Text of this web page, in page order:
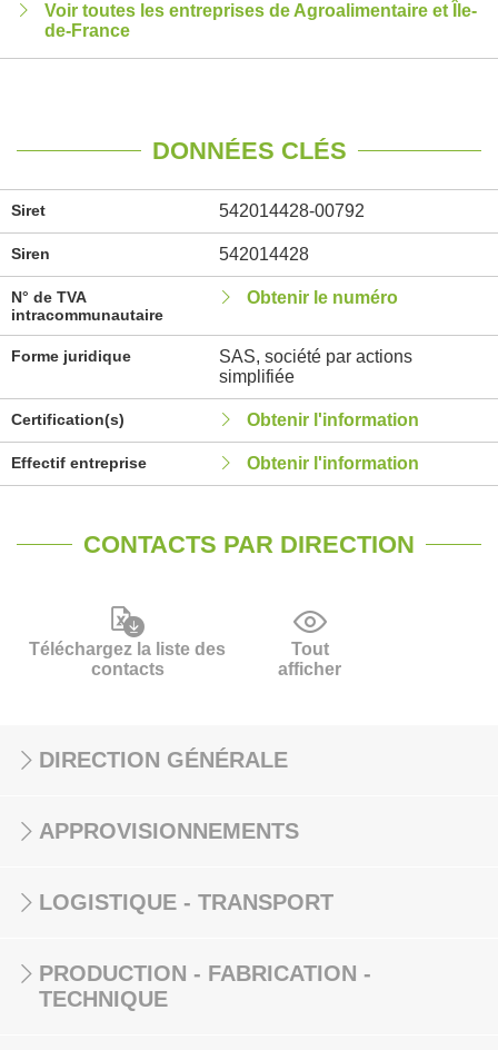
Voir toutes les entreprises de Agroalimentaire et Île-
de-France
DONNÉES CLÉS
Siret 542014428-00792
Siren 542014428
N° de TVA
intracommunautaire
Obtenir le numéro
Forme juridique
SAS, société par actions
simplifiée
Certification(s) Obtenir l'information
Effectif entreprise Obtenir l'information
CONTACTS PAR DIRECTION
Téléchargez la liste des
contacts
Tout
afficher
DIRECTION GÉNÉRALE
APPROVISIONNEMENTS
LOGISTIQUE - TRANSPORT
PRODUCTION - FABRICATION -
TECHNIQUE